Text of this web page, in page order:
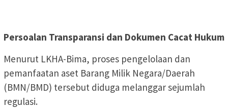
Persoalan Transparansi dan Dokumen Cacat Hukum
Menurut LKHA-Bima, proses pengelolaan dan
pemanfaatan aset Barang Milik Negara/Daerah
(BMN/BMD) tersebut diduga melanggar sejumlah
regulasi.